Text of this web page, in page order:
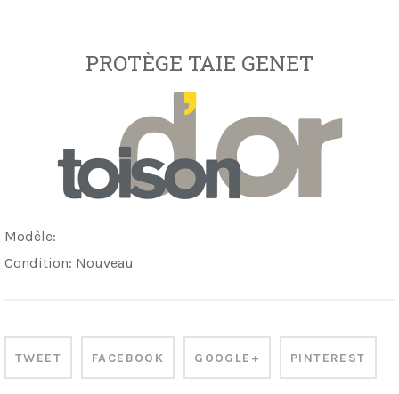
PROTÈGE TAIE GENET
Modèle:
Condition: Nouveau
TWEET FACEBOOK GOOGLE+ PINTEREST